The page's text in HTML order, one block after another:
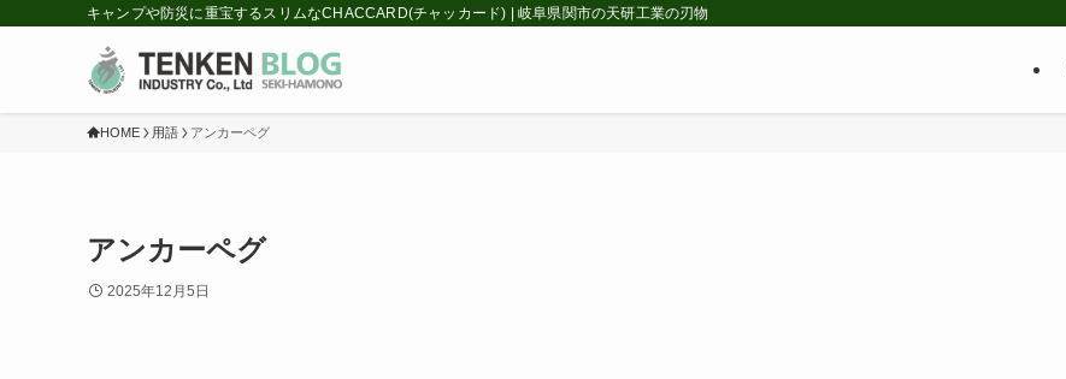
キャンプや防災に重宝するスリムなCHACCARD(チャッカード) | 岐阜県関市の天研工業の刃物
HOME 用語 アンカーペグ
アンカーペグ
2025年12月5日